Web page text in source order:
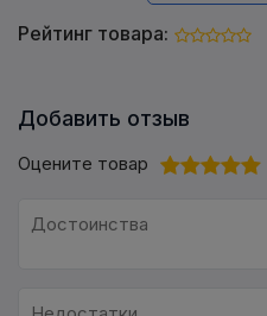
Рейтинг товара:
Добавить отзыв
Оцените товар